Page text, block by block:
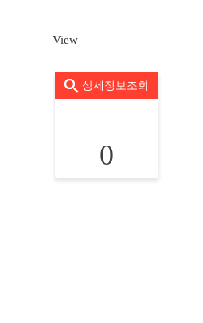
View
상세정보조회
0